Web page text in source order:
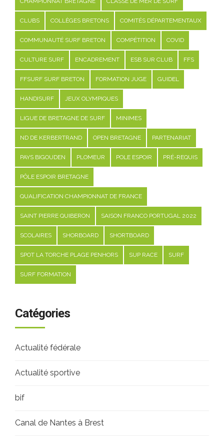
CLUBS COLLÈGES BRETONS COMITÉS DÉPARTEMENTAUX
COMMUNAUTÉ SURF BRETON COMPÉTITION COVID
CULTURE SURF ENCADREMENT ESB SUR CLUB FFS
FFSURF SURF BRETON FORMATION JUGE GUIDEL
HANDISURF JEUX OLYMPIQUES
LIGUE DE BRETAGNE DE SURF MINIMES
ND DE KERBERTRAND OPEN BRETAGNE PARTENARIAT
PAYS BIGOUDEN PLOMEUR POLE ESPOIR PRÉ-REQUIS
PÔLE ESPOIR BRETAGNE
QUALIFICATION CHAMPIONNAT DE FRANCE
SAINT PIERRE QUIBERON SAISON FRANCO PORTUGAL 2022
SCOLAIRES SHORBOARD SHORTBOARD
SPOT LA TORCHE PLAGE PENHORS SUP RACE SURF
SURF FORMATION
Catégories
Actualité fédérale
Actualité sportive
bif
Canal de Nantes à Brest